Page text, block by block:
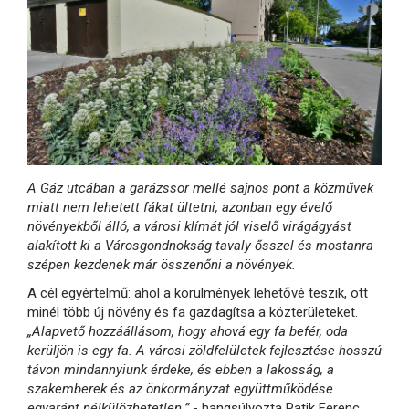
A Gáz utcában a garázssor mellé sajnos pont a közművek
miatt nem lehetett fákat ültetni, azonban egy évelő
növényekből álló, a városi klímát jól viselő virágágyást
alakított ki a Városgondnokság tavaly ősszel és mostanra
szépen kezdenek már összenőni a növények.
A cél egyértelmű: ahol a körülmények lehetővé teszik, ott
minél több új növény és fa gazdagítsa a közterületeket.
„Alapvető hozzáállásom, hogy ahová egy fa befér, oda
kerüljön is egy fa. A városi zöldfelületek fejlesztése hosszú
távon mindannyiunk érdeke, és ebben a lakosság, a
szakemberek és az önkormányzat együttműködése